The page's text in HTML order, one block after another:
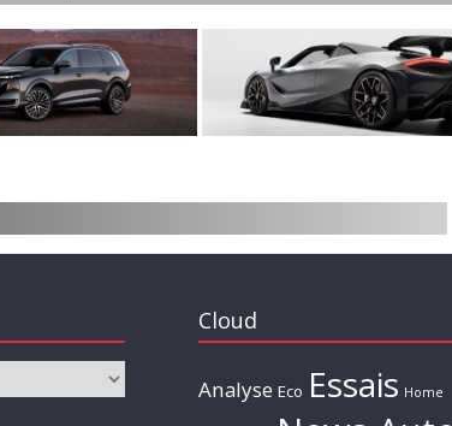
Cloud
Analyse Eco Essais Home